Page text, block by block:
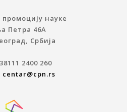
науке
Петра 46A
Србија
2400 260
centar@cpn.rs